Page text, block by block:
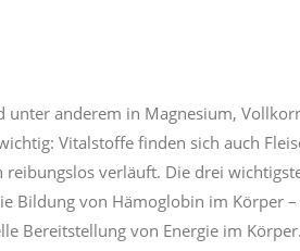
unter anderem in Magnesium,
Vitalstoffe finden sich auch
verläuft. Die drei
Bildung von Hämoglobin im Körper
Bereitstellung von Energie im